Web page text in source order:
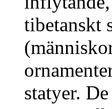
tibetanskt
statyer.